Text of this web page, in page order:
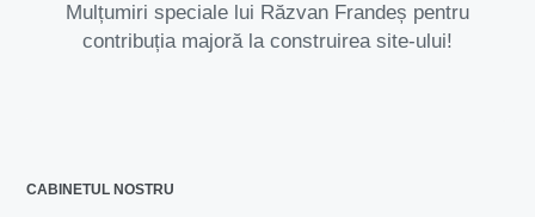
Mulțumiri speciale lui Răzvan Frandeș pentru
contribuția majoră la construirea site-ului!
CABINETUL NOSTRU